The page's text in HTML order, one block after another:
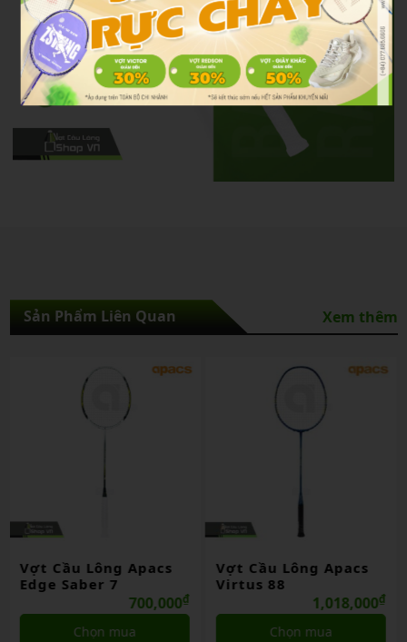
Sản Phẩm Liên Quan Xem thêm
Vợt Cầu Lông Apacs
Virtus 88
1,018,000₫
Chọn mua
Vợt Cầu Lông Apacs
Virtus 90
1,018,000₫
Chọn mua